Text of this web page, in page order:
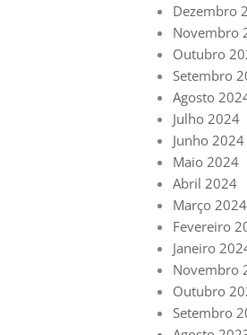
Dezembro
Novembro
Outubro
Setembro
Agosto
Julho 2024
Junho 2024
Maio 2024
Abril 2024
Março 2024
Fevereiro
Janeiro
Novembro
Outubro
Setembro